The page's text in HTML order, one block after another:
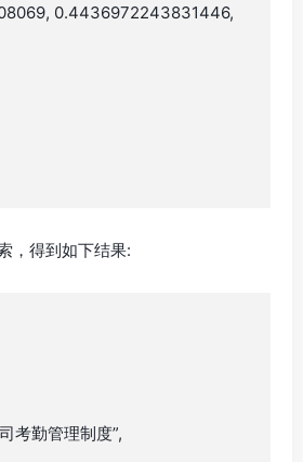
0.4436972243831446,
，得到如下结果:
考勤管理制度”,